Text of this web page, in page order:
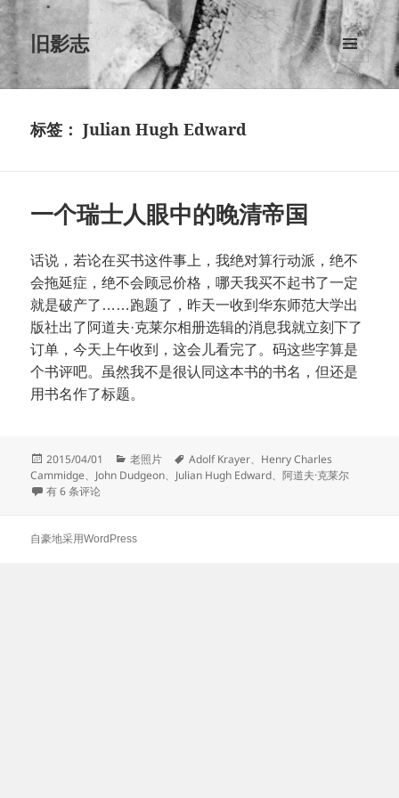
旧影志
菜单和
挂件
标签：Julian Hugh Edward
一个瑞士人眼中的晚清帝国
话说，若论在买书这件事上，我绝对算行动派，绝不
会拖延症，绝不会顾忌价格，哪天我买不起书了一定
就是破产了……跑题了，昨天一收到华东师范大学出
版社出了阿道夫·克莱尔相册选辑的消息我就立刻下了
订单，今天上午收到，这会儿看完了。码这些字算是
个书评吧。虽然我不是很认同这本书的书名，但还是
用书名作了标题。
发
布
于
2015/04/01
分
类
老照片
标
签
Adolf Krayer、 Henry Charles
Cammidge、 John Dudgeon、 Julian Hugh Edward、阿道夫·克莱尔
一个瑞士人眼中的晚清帝国
有 6 条评论
自豪地采用WordPress